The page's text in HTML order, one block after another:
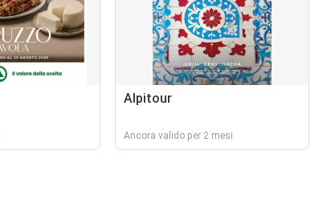
Alpitour
Ancora valido per 2 mesi